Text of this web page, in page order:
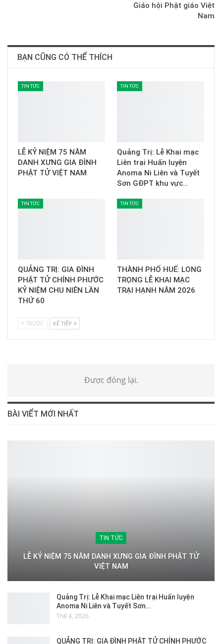
Giáo hội Phật giáo Việt
Nam
BẠN CŨNG CÓ THỂ THÍCH
TIN TỨC
LỄ KỶ NIỆM 75 NĂM
DANH XƯNG GIA ĐÌNH
PHẬT TỬ VIỆT NAM
TIN TỨC
Quảng Trị: Lễ Khai mạc
Liên trại Huấn luyện
Anoma Ni Liên và Tuyết
Sơn GĐPT khu vực…
TIN TỨC
QUẢNG TRỊ: GIA ĐÌNH
PHẬT TỬ CHÍNH PHƯỚC
KỶ NIỆM CHU NIÊN LẦN
THỨ 60
TIN TỨC
THÀNH PHỐ HUẾ: LONG
TRỌNG LỄ KHAI MẠC
TRẠI HẠNH NĂM 2026
TRƯỚC KẾ TIẾP
Được đóng lại.
BÀI VIỂT MỚI NHẤT
TIN TỨC
LỄ KỶ NIỆM 75 NĂM DANH XƯNG GIA ĐÌNH PHẬT TỬ
VIỆT NAM
Quảng Trị: Lễ Khai mạc Liên trại Huấn luyện
Anoma Ni Liên và Tuyết Sơn…
Th8 4, 2026
QUẢNG TRỊ: GIA ĐÌNH PHẬT TỬ CHÍNH PHƯỚC